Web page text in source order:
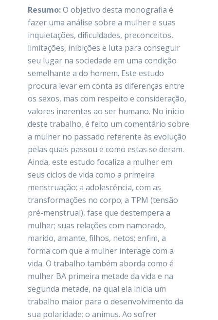
Resumo:O objetivo desta monografia é
fazer uma análise sobre a mulher e suas
inquietações, dificuldades, preconceitos,
limitações, inibições e luta para conseguir
seu lugar na sociedade em uma condição
semelhante a do homem. Este estudo
procura levar em conta as diferenças entre
os sexos, mas com respeito e consideração,
valores inerentes ao ser humano. No inicio
deste trabalho, é feito um comentário sobre
a mulher no passado referente às evolução
pelas quais passou e como estas se deram.
Ainda, este estudo focaliza a mulher em
seus ciclos de vida como a primeira
menstruação; a adolescência, com as
transformações no corpo; a TPM (tensão
pré-menstrual), fase que destempera a
mulher; suas relações com namorado,
marido, amante, filhos, netos; enfim, a
forma com que a mulher interage com a
vida. O trabalho também aborda como é
mulher BA primeira metade da vida e na
segunda metade, na qual ela inicia um
trabalho maior para o desenvolvimento da
sua polaridade: o animus. Ao sofrer